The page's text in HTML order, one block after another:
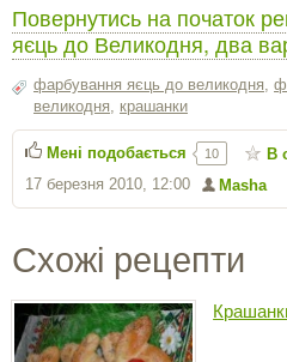
Повернутись на початок
яєць до Великодня, два
фарбування яєць до великодня,
великодня, крашанки
Masha
17 березня 2010, 12:00
Мені подобається 10 В
Схожі рецепти